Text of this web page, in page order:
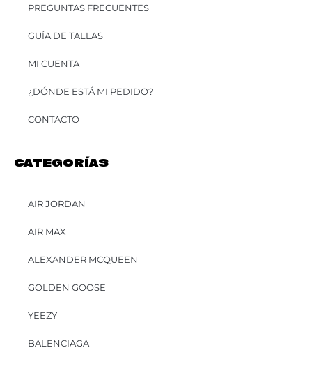
PREGUNTAS FRECUENTES
GUÍA DE TALLAS
MI CUENTA
¿DÓNDE ESTÁ MI PEDIDO?
CONTACTO
CATEGORÍAS
AIR JORDAN
AIR MAX
ALEXANDER MCQUEEN
GOLDEN GOOSE
YEEZY
BALENCIAGA